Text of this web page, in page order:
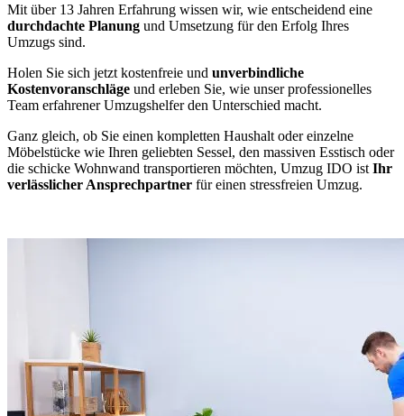
Mit über 13 Jahren Erfahrung wissen wir, wie entscheidend eine
durchdachte Planung und Umsetzung für den Erfolg Ihres
Umzugs sind.
Holen Sie sich jetzt kostenfreie und unverbindliche
Kostenvoranschläge und erleben Sie, wie unser professionelles
Team erfahrener Umzugshelfer den Unterschied macht.
Ganz gleich, ob Sie einen kompletten Haushalt oder einzelne
Möbelstücke wie Ihren geliebten Sessel, den massiven Esstisch oder
die schicke Wohnwand transportieren möchten, Umzug IDO ist Ihr
verlässlicher Ansprechpartner für einen stressfreien Umzug.